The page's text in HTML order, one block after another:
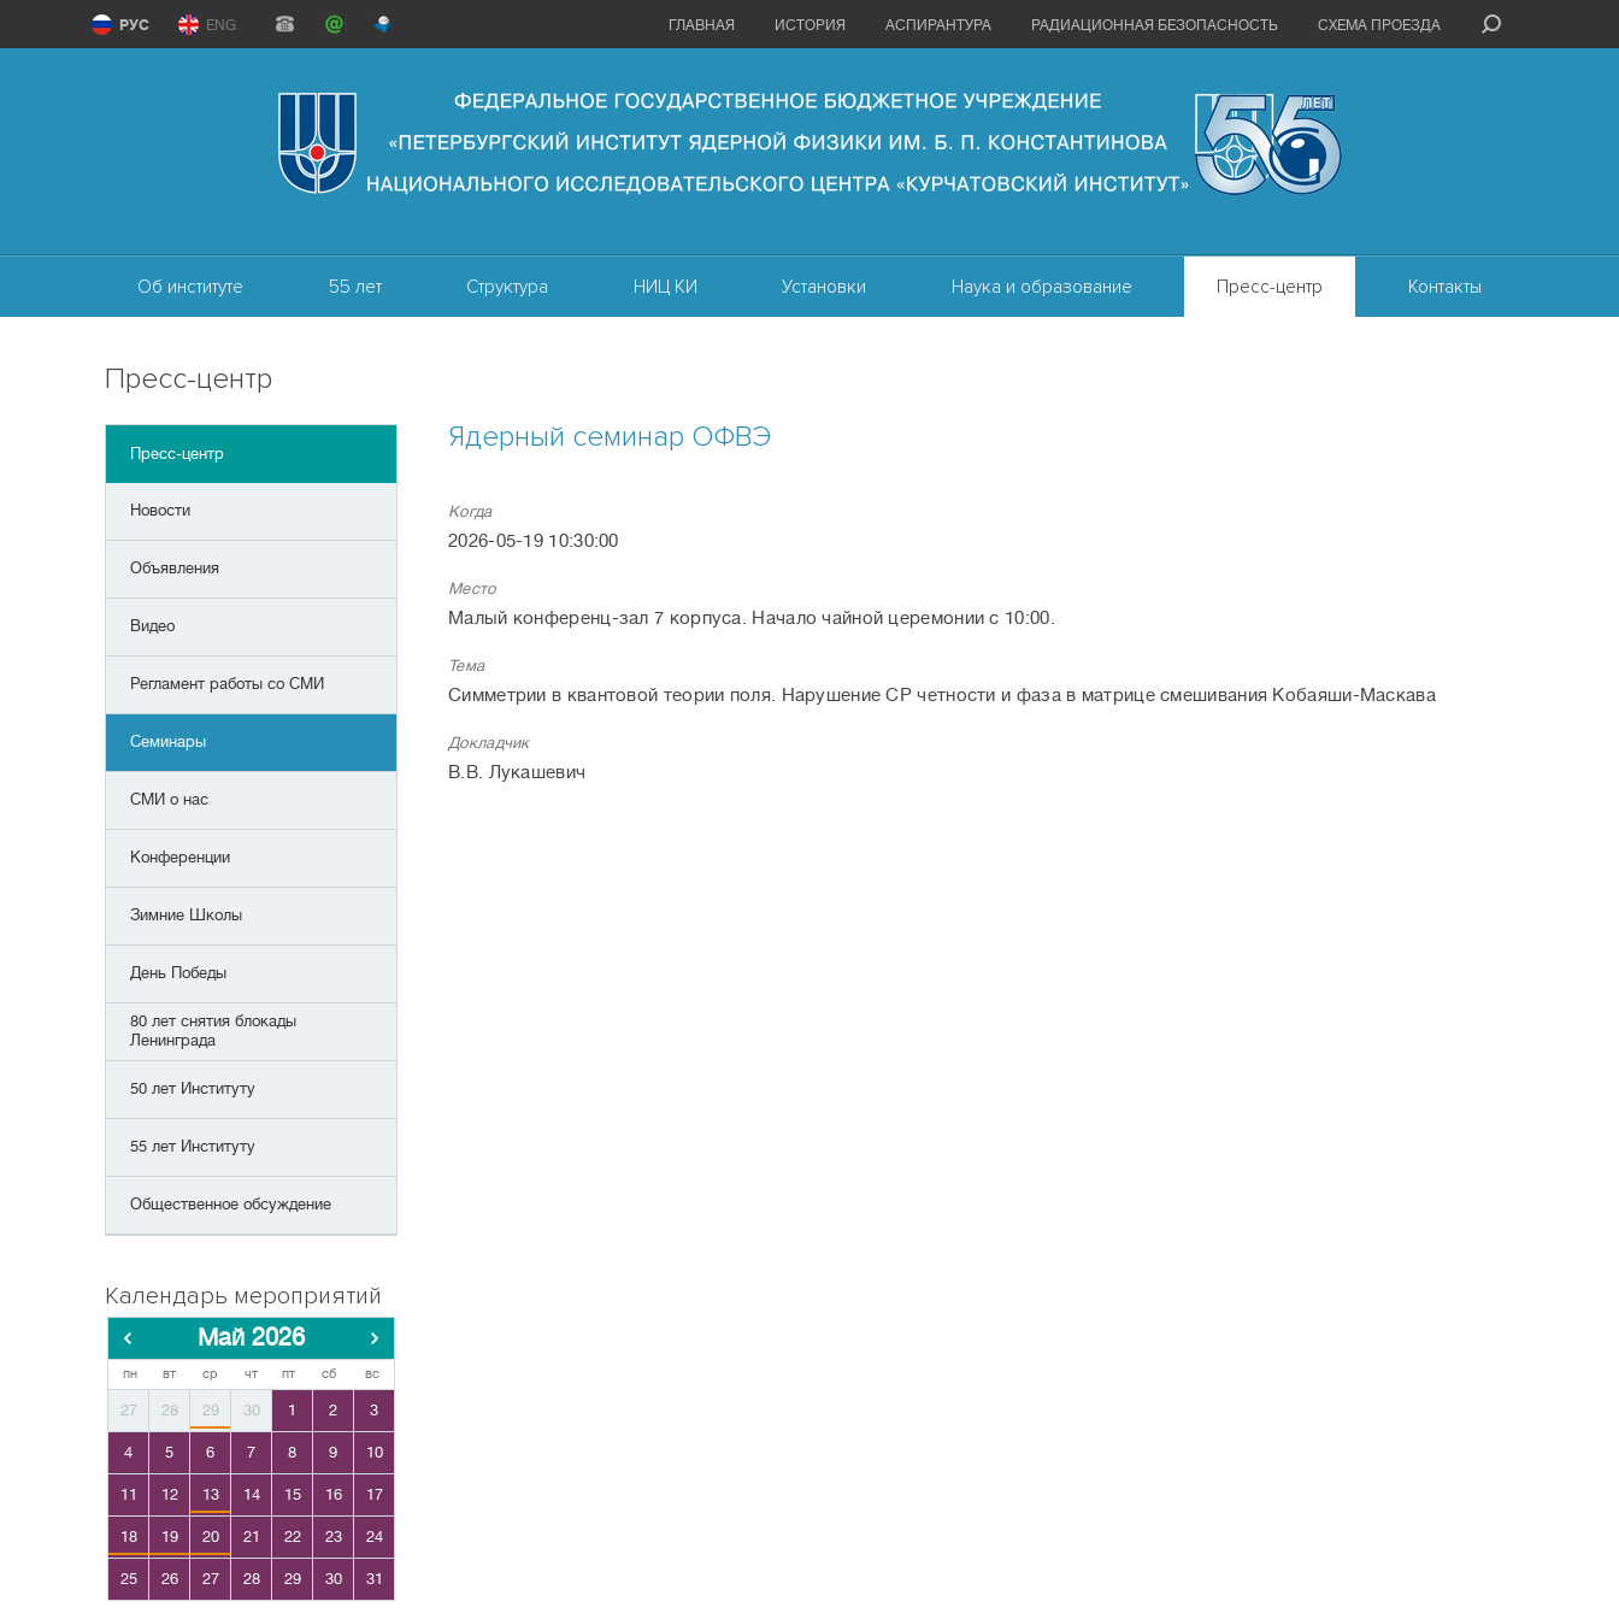
ГЛАВНАЯ ИСТОРИЯ АСПИРАНТУРА РАДИАЦИОННАЯ БЕЗОПАСНОСТЬ СХЕМА ПРОЕЗДА
РУС ENG
Об институте 55 лет Структура НИЦ КИ Установки Наука и образование Пресс-центр Контакты
Пресс-центр
Пресс-центр
Новости
Объявления
Видео
Регламент работы со СМИ
Семинары
СМИ о нас
Конференции
Зимние Школы
День Победы
80 лет снятия блокады
Ленинграда
50 лет Институту
55 лет Институту
Общественное обсуждение
Календарь мероприятий
Май 2026
пн вт ср чт пт сб вс
27 28 29 30 1 2 3
4 5 6 7 8 9 10
11 12 13 14 15 16 17
18 19 20 21 22 23 24
25 26 27 28 29 30 31
Ядерный семинар ОФВЭ
Когда
2026-05-19 10:30:00
Место
Малый конференц-зал 7 корпуса. Начало чайной церемонии с 10:00.
Тема
Симметрии в квантовой теории поля. Нарушение СР четности и фаза в матрице смешивания Кобаяши-Маскава
Докладчик
В.В. Лукашевич